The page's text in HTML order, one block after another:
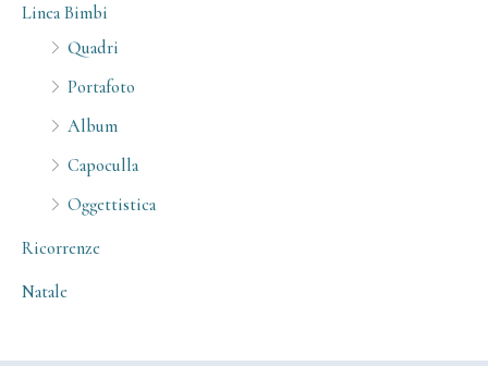
Linea Bimbi
Quadri
Portafoto
Album
Capoculla
Oggettistica
Ricorrenze
Natale